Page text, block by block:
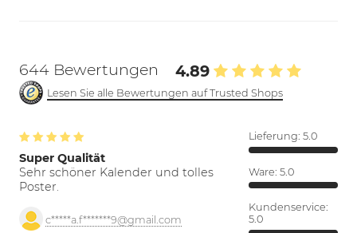
644 Bewertungen 4.89
Lesen Sie alle Bewertungen auf Trusted Shops
Super Qualität
Sehr schöner Kalender und tolles
Poster.
c*****a.f*******9@gmail.com
Lieferung: 5.0
Ware: 5.0
Kundenservice:
5.0